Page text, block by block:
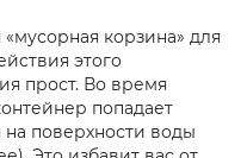
корзина» для
этого
прост. Во время
попадает
поверхности воды